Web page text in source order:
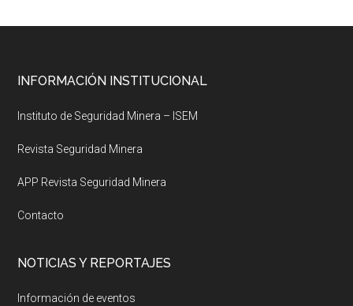
Footer
INFORMACIÓN INSTITUCIONAL
Instituto de Seguridad Minera – ISEM
Revista Seguridad Minera
APP Revista Seguridad Minera
Contacto
NOTICIAS Y REPORTAJES
Información de eventos